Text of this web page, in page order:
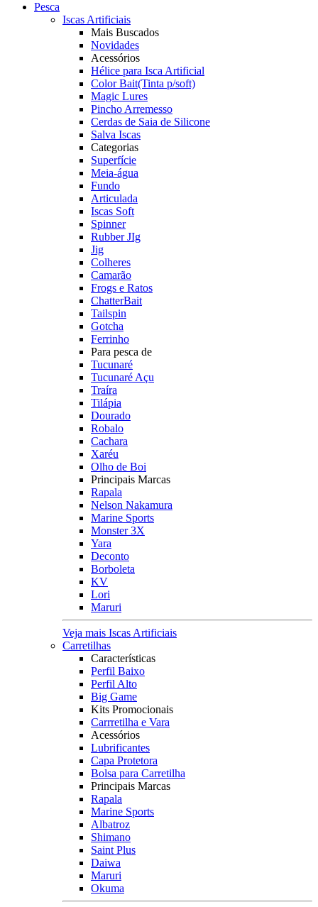
Pesca
Iscas Artificiais
Mais Buscados
Novidades
Acessórios
Hélice para Isca Artificial
Color Bait(Tinta p/soft)
Magic Lures
Pincho Arremesso
Cerdas de Saia de Silicone
Salva Iscas
Categorias
Superfície
Meia-água
Fundo
Articulada
Iscas Soft
Spinner
Rubber JIg
Jig
Colheres
Camarão
Frogs e Ratos
ChatterBait
Tailspin
Gotcha
Ferrinho
Para pesca de
Tucunaré
Tucunaré Açu
Traíra
Tilápia
Dourado
Robalo
Cachara
Xaréu
Olho de Boi
Principais Marcas
Rapala
Nelson Nakamura
Marine Sports
Monster 3X
Yara
Deconto
Borboleta
KV
Lori
Maruri
Veja mais Iscas Artificiais
Carretilhas
Características
Perfil Baixo
Perfil Alto
Big Game
Kits Promocionais
Carrretilha e Vara
Acessórios
Lubrificantes
Capa Protetora
Bolsa para Carretilha
Principais Marcas
Rapala
Marine Sports
Albatroz
Shimano
Saint Plus
Daiwa
Maruri
Okuma